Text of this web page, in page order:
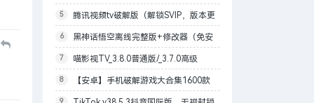
学上网/本地解锁会员/内置模块增强上传下
载速度
5 腾讯视频tv破解版（解锁SVIP，版本更
改为最高99.9.9）
6 黑神话悟空离线完整版+修改器（免安
装版）
7 喵影视TV_3.8.0普通版/_3.7.0高级
版/4.X低版本完美适配/内置源/4K超清
8 【安卓】手机破解游戏大合集1600款
9